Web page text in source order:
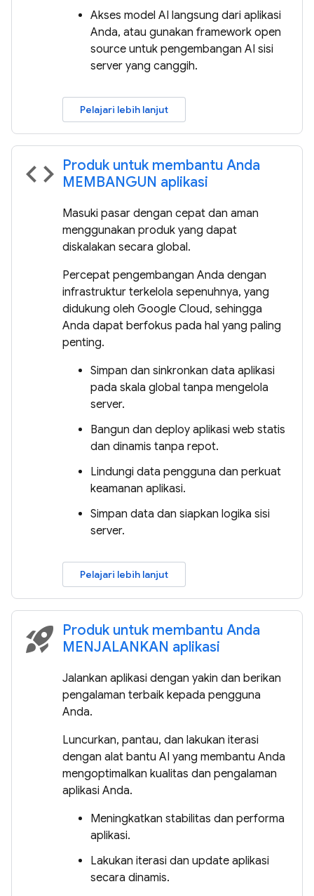
Akses model AI langsung dari aplikasi
Anda, atau gunakan framework open
source untuk pengembangan AI sisi
server yang canggih.
Pelajari lebih lanjut
code Produk untuk membantu Anda
MEMBANGUN aplikasi
Masuki pasar dengan cepat dan aman
menggunakan produk yang dapat
diskalakan secara global.
Percepat pengembangan Anda dengan
infrastruktur terkelola sepenuhnya, yang
didukung oleh Google Cloud, sehingga
Anda dapat berfokus pada hal yang paling
penting.
Simpan dan sinkronkan data aplikasi
pada skala global tanpa mengelola
server.
Bangun dan deploy aplikasi web statis
dan dinamis tanpa repot.
Lindungi data pengguna dan perkuat
keamanan aplikasi.
Simpan data dan siapkan logika sisi
server.
Pelajari lebih lanjut
rocket_launch Produk untuk membantu Anda
MENJALANKAN aplikasi
Jalankan aplikasi dengan yakin dan berikan
pengalaman terbaik kepada pengguna
Anda.
Luncurkan, pantau, dan lakukan iterasi
dengan alat bantu AI yang membantu Anda
mengoptimalkan kualitas dan pengalaman
aplikasi Anda.
Meningkatkan stabilitas dan performa
aplikasi.
Lakukan iterasi dan update aplikasi
secara dinamis.